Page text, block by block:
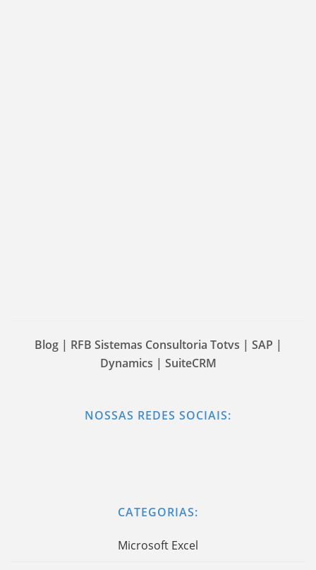
Blog | RFB Sistemas Consultoria Totvs | SAP |
Dynamics | SuiteCRM
NOSSAS REDES SOCIAIS:
CATEGORIAS:
Microsoft Excel